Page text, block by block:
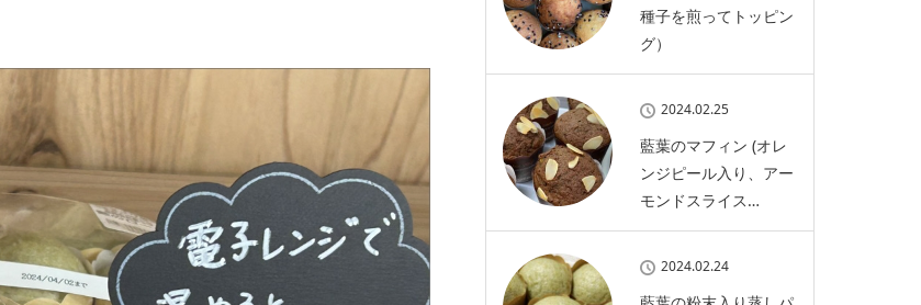
種子を煎ってトッピン
グ）
2024.02.25
藍葉のマフィン (オレ
ンジピール入り、アー
モンドスライス…
2024.02.24